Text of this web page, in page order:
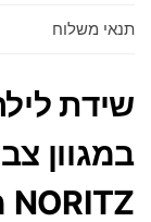
תנאי משלוח
שידת
במגוון